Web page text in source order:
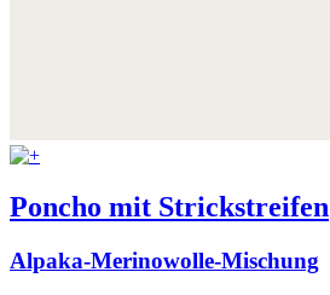
Poncho mit Strickstreifen
Alpaka-Merinowolle-Mischung